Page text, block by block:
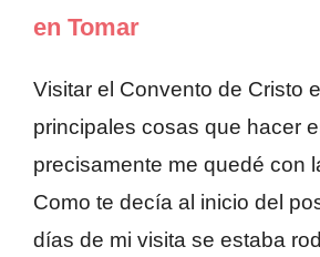
en Tomar
Visitar el Convento de Cristo
principales cosas que hacer
precisamente me quedé con
Como te decía al inicio del
días de mi visita se estaba